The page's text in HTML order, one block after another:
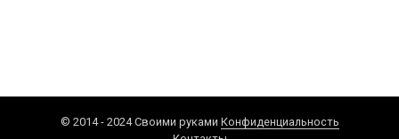
© 2014 - 2024 Своими руками Конфиденциальность